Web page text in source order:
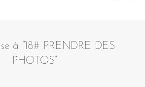
à “18# PRENDRE DES
PHOTOS”